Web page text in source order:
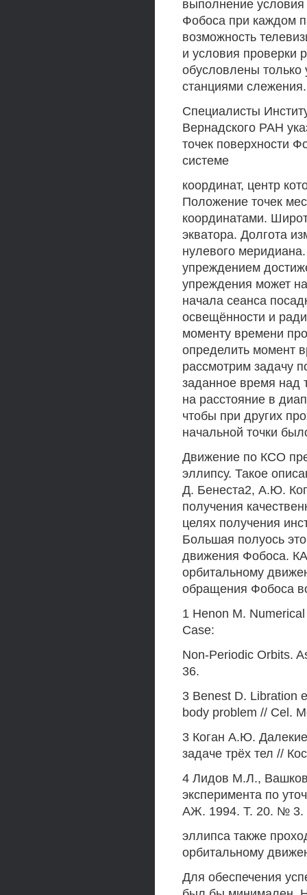
выполнение
Фобоса при каждом
возможность
и условия проверки
обусловлены только
станциями слежения.
Специалисты
Вернадского РАН
точек поверхности
системе
координат, центр
Положение точек
координатами.
экватора. Долгота
нулевого
упреждением
упреждения может
начала сеанса
освещённости и
моменту времени
определить момент
рассмотрим задачу
заданное время над
на расстояние в
чтобы при других
начальной точки
Движение по КСО
эллипсу. Такое
Д. Бенеста2, А.Ю.
получения
целях получения
Большая полуось
движения Фобоса.
орбитальному
обращения Фобоса
1 Henon М.
Case:
Non-Periodic Orbits.
36.
3 Benest D. Libration
body problem // Cel.
3 Коган А.Ю. Далекие
задаче трёх тел //
4 Лидов М.Л.,
эксперимента по
АЖ. 1994. Т. 20. № 3.
эллипса также
орбитальному
Для обеспечения